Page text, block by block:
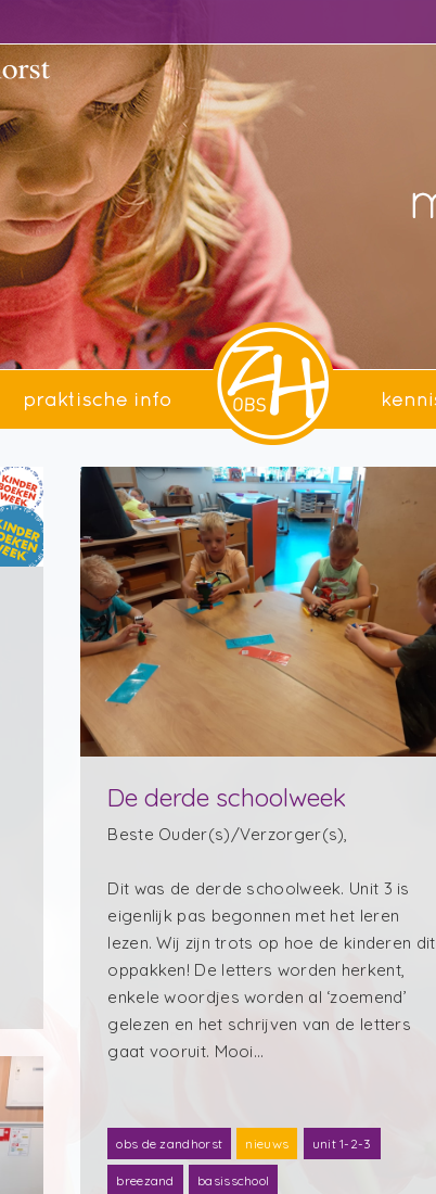
De derde schoolweek
Beste Ouder(s)/Verzorger(s),
Dit was de derde schoolweek. Unit 3 is
eigenlijk pas begonnen met het leren
lezen. Wij zijn trots op hoe de kinderen dit
oppakken! De letters worden herkent,
enkele woordjes worden al ‘zoemend’
gelezen en het schrijven van de letters
gaat vooruit. Mooi…
obs de zandhorst nieuws unit 1-2-3
breezand basisschool